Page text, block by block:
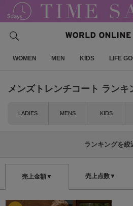
WOMEN MEN KIDS LIFE
メンズトレンチコート ランキ
LADIES MENS KIDS
ランキングを絞
売上金額▼ 売上点数▼